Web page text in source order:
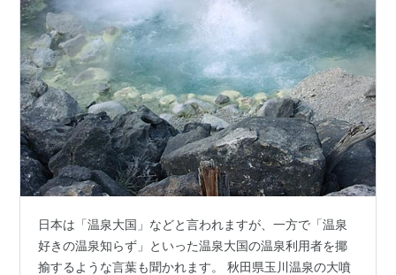
日本は「温泉大国」などと言われますが、一方で「温泉
好きの温泉知らず」といった温泉大国の温泉利用者を揶
揄するような言葉も聞かれます。 秋田県玉川温泉の大噴